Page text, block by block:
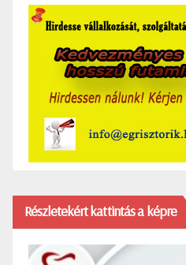
Részletekért kattintás a képre